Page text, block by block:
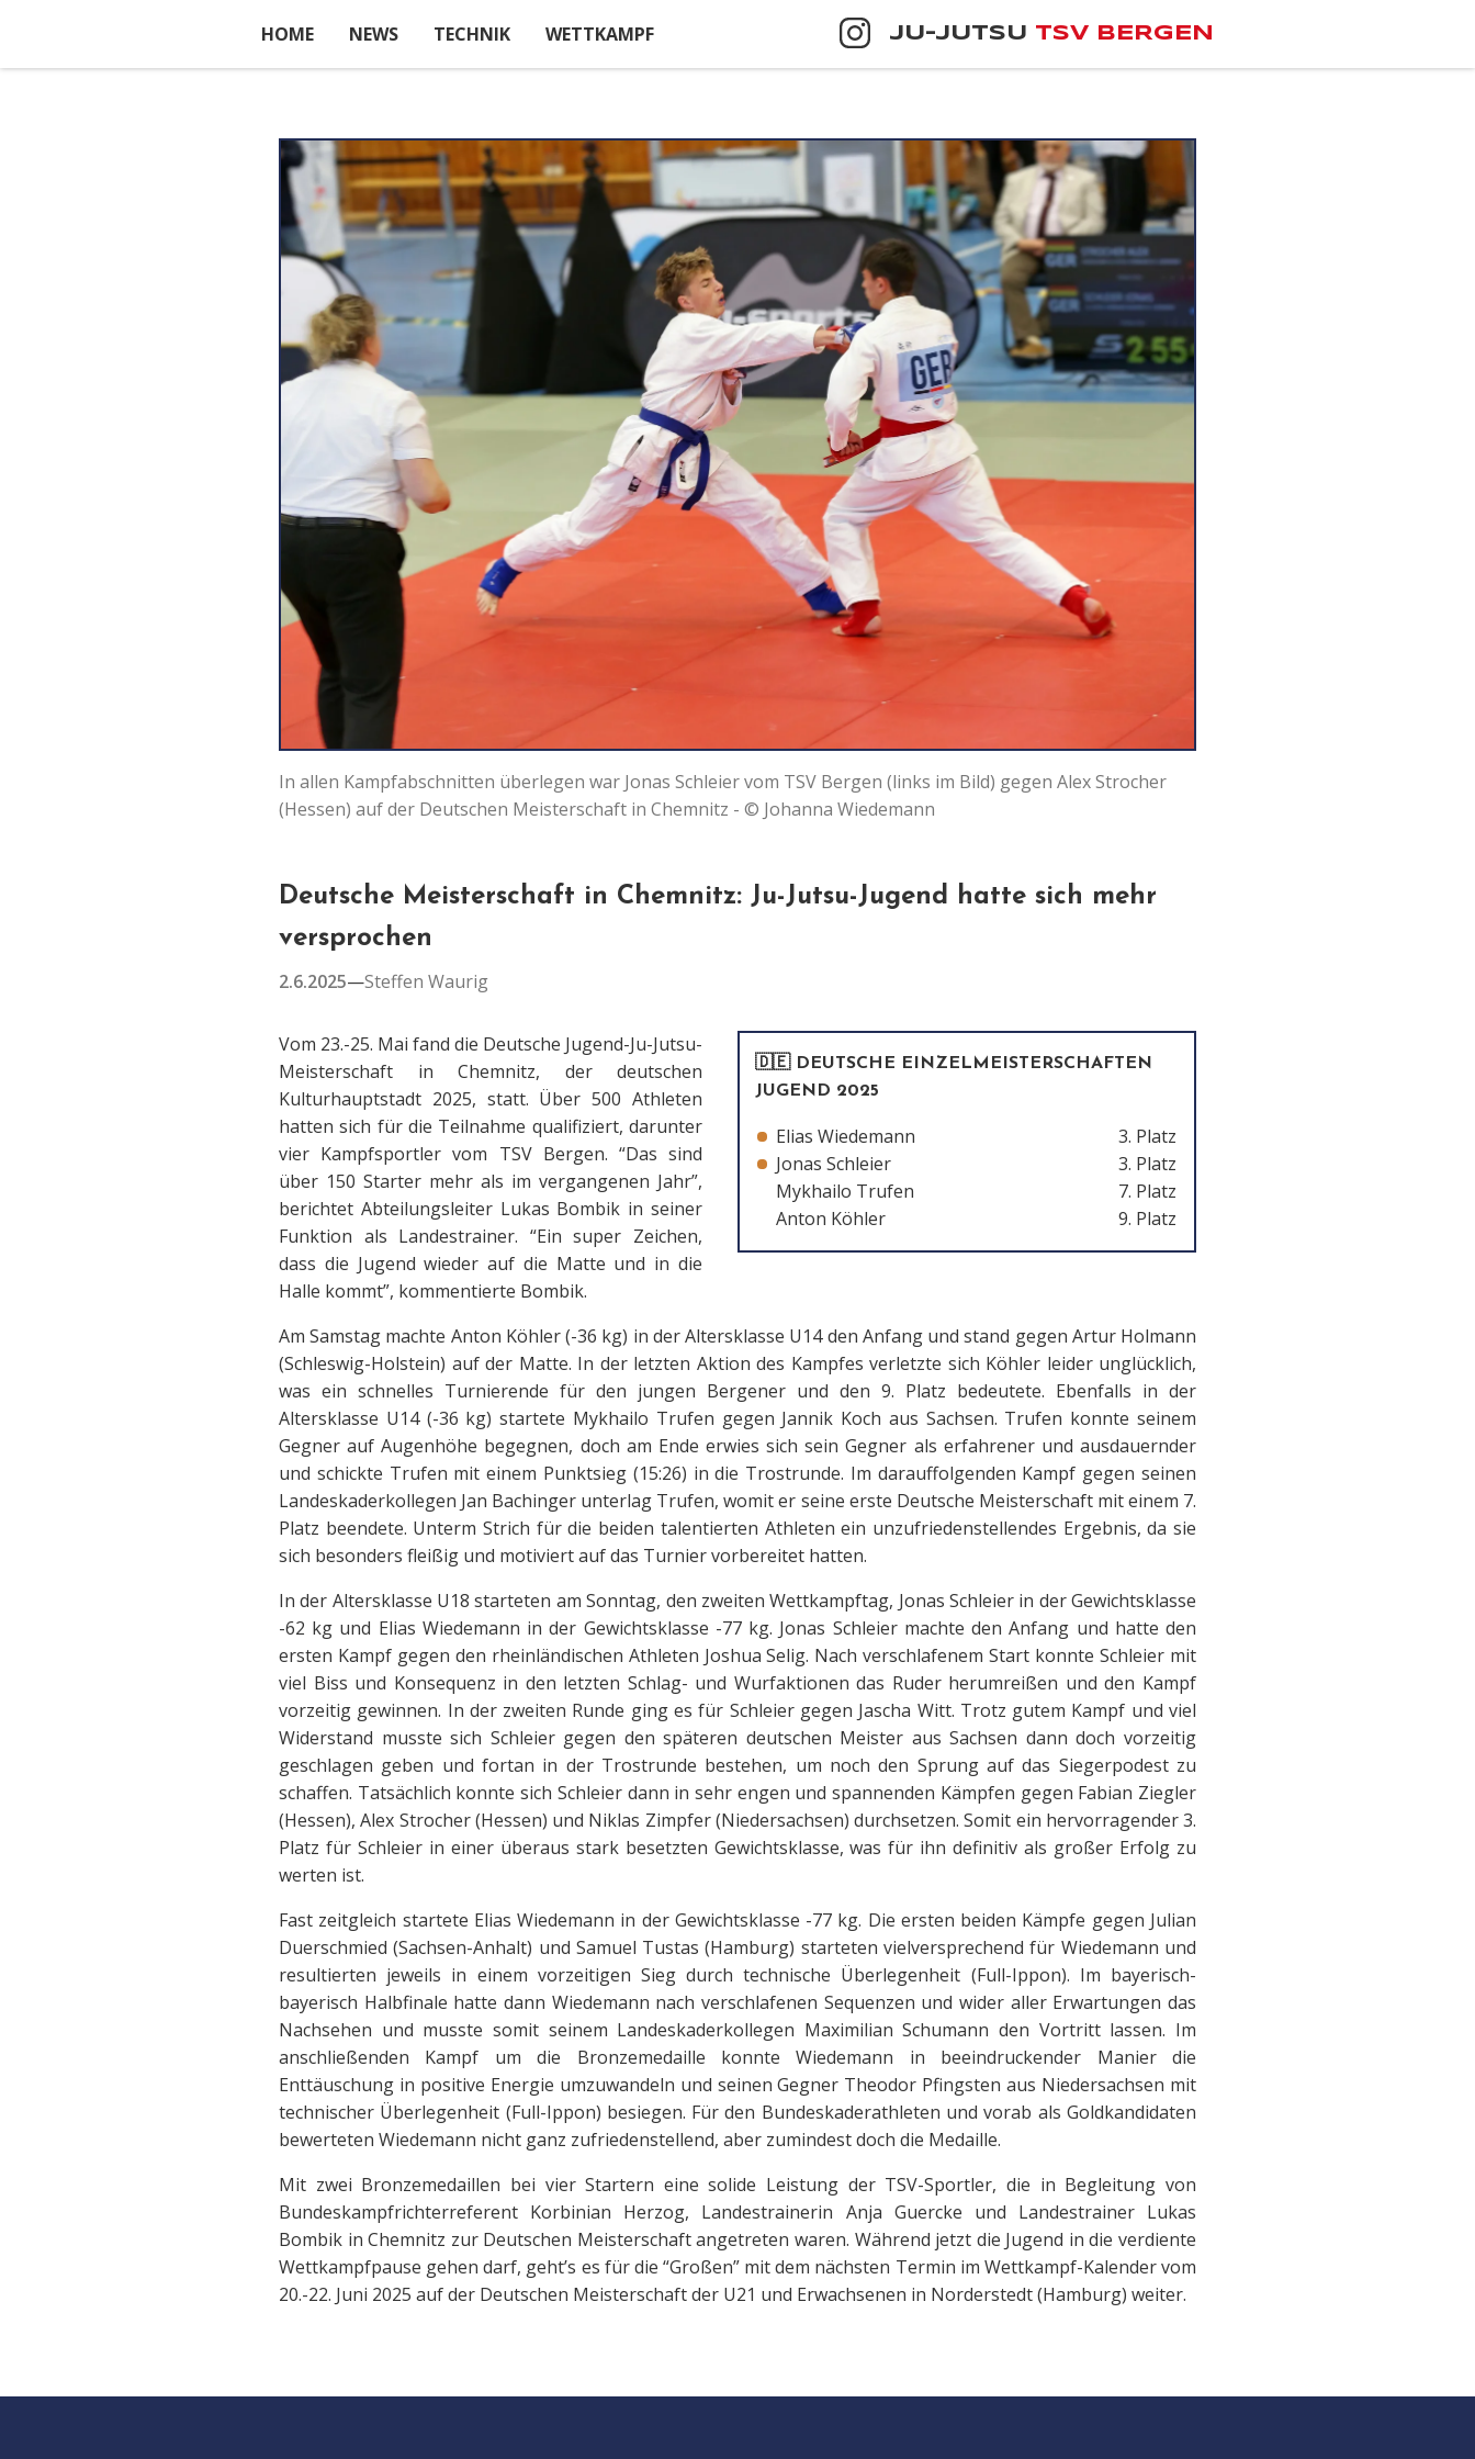
HOME NEWS TECHNIK WETTKAMPF JU-JUTSU TSV BERGEN
In allen Kampfabschnitten überlegen war Jonas Schleier vom TSV Bergen (links im Bild) gegen Alex Strocher
(Hessen) auf der Deutschen Meisterschaft in Chemnitz - © Johanna Wiedemann
Deutsche Meisterschaft in Chemnitz: Ju-Jutsu-Jugend hatte sich mehr
versprochen
2.6.2025—Steffen Waurig
🇩🇪 DEUTSCHE EINZELMEISTERSCHAFTEN
JUGEND 2025
Elias Wiedemann
3. Platz
Jonas Schleier
3. Platz
Mykhailo Trufen
7. Platz
Anton Köhler
9. Platz
Vom 23.-25. Mai fand die Deutsche Jugend-Ju-Jutsu-
Meisterschaft in Chemnitz, der deutschen
Kulturhauptstadt 2025, statt. Über 500 Athleten
hatten sich für die Teilnahme qualifiziert, darunter
vier Kampfsportler vom TSV Bergen. “Das sind
über 150 Starter mehr als im vergangenen Jahr”,
berichtet Abteilungsleiter Lukas Bombik in seiner
Funktion als Landestrainer. “Ein super Zeichen,
dass die Jugend wieder auf die Matte und in die
Halle kommt”, kommentierte Bombik.
Am Samstag machte Anton Köhler (-36 kg) in der Altersklasse U14 den Anfang und stand gegen Artur Holmann
(Schleswig-Holstein) auf der Matte. In der letzten Aktion des Kampfes verletzte sich Köhler leider unglücklich,
was ein schnelles Turnierende für den jungen Bergener und den 9. Platz bedeutete. Ebenfalls in der
Altersklasse U14 (-36 kg) startete Mykhailo Trufen gegen Jannik Koch aus Sachsen. Trufen konnte seinem
Gegner auf Augenhöhe begegnen, doch am Ende erwies sich sein Gegner als erfahrener und ausdauernder
und schickte Trufen mit einem Punktsieg (15:26) in die Trostrunde. Im darauffolgenden Kampf gegen seinen
Landeskaderkollegen Jan Bachinger unterlag Trufen, womit er seine erste Deutsche Meisterschaft mit einem 7.
Platz beendete. Unterm Strich für die beiden talentierten Athleten ein unzufriedenstellendes Ergebnis, da sie
sich besonders fleißig und motiviert auf das Turnier vorbereitet hatten.
In der Altersklasse U18 starteten am Sonntag, den zweiten Wettkampftag, Jonas Schleier in der Gewichtsklasse
-62 kg und Elias Wiedemann in der Gewichtsklasse -77 kg. Jonas Schleier machte den Anfang und hatte den
ersten Kampf gegen den rheinländischen Athleten Joshua Selig. Nach verschlafenem Start konnte Schleier mit
viel Biss und Konsequenz in den letzten Schlag- und Wurfaktionen das Ruder herumreißen und den Kampf
vorzeitig gewinnen. In der zweiten Runde ging es für Schleier gegen Jascha Witt. Trotz gutem Kampf und viel
Widerstand musste sich Schleier gegen den späteren deutschen Meister aus Sachsen dann doch vorzeitig
geschlagen geben und fortan in der Trostrunde bestehen, um noch den Sprung auf das Siegerpodest zu
schaffen. Tatsächlich konnte sich Schleier dann in sehr engen und spannenden Kämpfen gegen Fabian Ziegler
(Hessen), Alex Strocher (Hessen) und Niklas Zimpfer (Niedersachsen) durchsetzen. Somit ein hervorragender 3.
Platz für Schleier in einer überaus stark besetzten Gewichtsklasse, was für ihn definitiv als großer Erfolg zu
werten ist.
Fast zeitgleich startete Elias Wiedemann in der Gewichtsklasse -77 kg. Die ersten beiden Kämpfe gegen Julian
Duerschmied (Sachsen-Anhalt) und Samuel Tustas (Hamburg) starteten vielversprechend für Wiedemann und
resultierten jeweils in einem vorzeitigen Sieg durch technische Überlegenheit (Full-Ippon). Im bayerisch-
bayerisch Halbfinale hatte dann Wiedemann nach verschlafenen Sequenzen und wider aller Erwartungen das
Nachsehen und musste somit seinem Landeskaderkollegen Maximilian Schumann den Vortritt lassen. Im
anschließenden Kampf um die Bronzemedaille konnte Wiedemann in beeindruckender Manier die
Enttäuschung in positive Energie umzuwandeln und seinen Gegner Theodor Pfingsten aus Niedersachsen mit
technischer Überlegenheit (Full-Ippon) besiegen. Für den Bundeskaderathleten und vorab als Goldkandidaten
bewerteten Wiedemann nicht ganz zufriedenstellend, aber zumindest doch die Medaille.
Mit zwei Bronzemedaillen bei vier Startern eine solide Leistung der TSV-Sportler, die in Begleitung von
Bundeskampfrichterreferent Korbinian Herzog, Landestrainerin Anja Guercke und Landestrainer Lukas
Bombik in Chemnitz zur Deutschen Meisterschaft angetreten waren. Während jetzt die Jugend in die verdiente
Wettkampfpause gehen darf, geht’s es für die “Großen” mit dem nächsten Termin im Wettkampf-Kalender vom
20.-22. Juni 2025 auf der Deutschen Meisterschaft der U21 und Erwachsenen in Norderstedt (Hamburg) weiter.